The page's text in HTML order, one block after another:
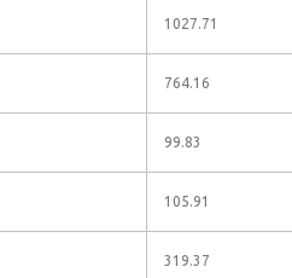
1027.71
764.16
99.83
105.91
319.37